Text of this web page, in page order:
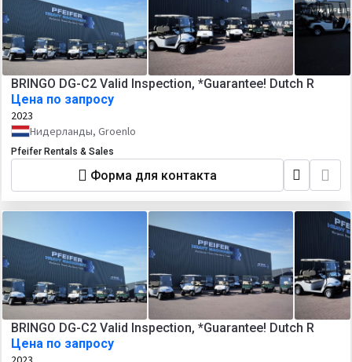
BRINGO DG-C2 Valid Inspection, *Guarantee! Dutch R
Цена по запросу
2023
Нидерланды, Groenlo
Pfeifer Rentals & Sales
Форма для контакта
BRINGO DG-C2 Valid Inspection, *Guarantee! Dutch R
Цена по запросу